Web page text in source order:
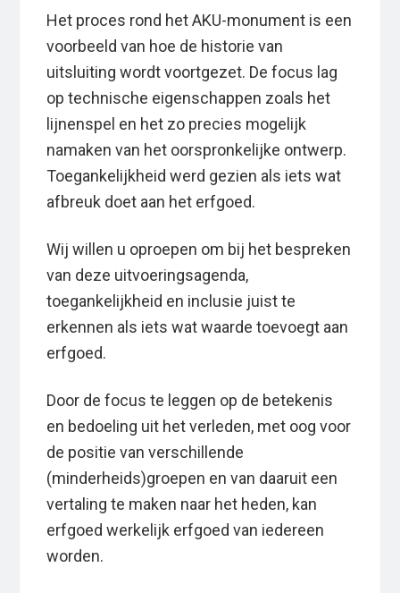
Het proces rond het AKU-monument is een
voorbeeld van hoe de historie van
uitsluiting wordt voortgezet. De focus lag
op technische eigenschappen zoals het
lijnenspel en het zo precies mogelijk
namaken van het oorspronkelijke ontwerp.
Toegankelijkheid werd gezien als iets wat
afbreuk doet aan het erfgoed.
Wij willen u oproepen om bij het bespreken
van deze uitvoeringsagenda,
toegankelijkheid en inclusie juist te
erkennen als iets wat waarde toevoegt aan
erfgoed.
Door de focus te leggen op de betekenis
en bedoeling uit het verleden, met oog voor
de positie van verschillende
(minderheids)groepen en van daaruit een
vertaling te maken naar het heden, kan
erfgoed werkelijk erfgoed van iedereen
worden.